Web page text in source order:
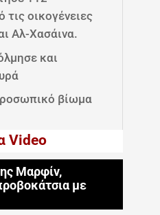
οικογένειες
Αλ-Χασάινα.
και
βίωμα
Video
Μαρφίν,
με